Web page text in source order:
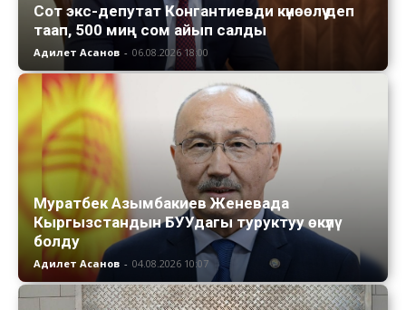
Сот экс-депутат Конгантиевди күнөөлүү деп
таап, 500 миң сом айып салды
Адилет Асанов - 06.08.2026 18:00
Муратбек Азымбакиев Женевада
Кыргызстандын БУУдагы туруктуу өкүлү
болду
Адилет Асанов - 04.08.2026 10:07